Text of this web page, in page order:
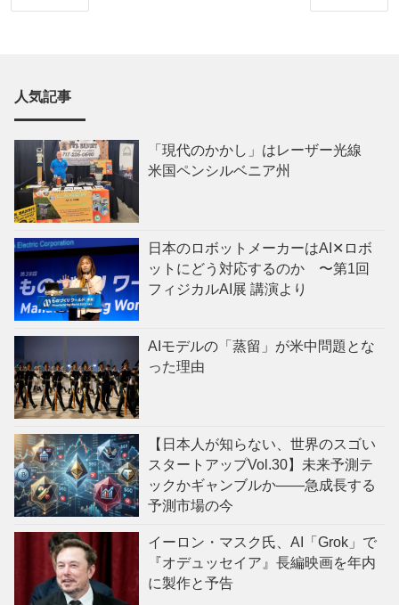
人気記事
「現代のかかし」はレーザー光線
米国ペンシルベニア州
日本のロボットメーカーはAI✕ロボ
ットにどう対応するのか 〜第1回
フィジカルAI展 講演より
AIモデルの「蒸留」が米中問題とな
った理由
【日本人が知らない、世界のスゴい
スタートアップVol.30】未来予測テ
ックかギャンブルか——急成長する
予測市場の今
イーロン・マスク氏、AI「Grok」で
『オデュッセイア』長編映画を年内
に製作と予告